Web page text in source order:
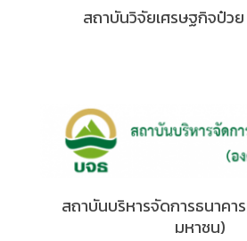
สถาบันวิจัยเศรษฐกิจป๋ว
สถาบันบริหารจัดการธนาคา
มหาชน)